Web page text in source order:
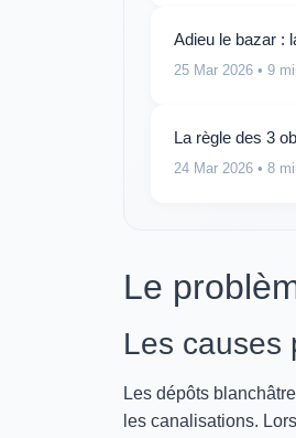
Adieu le bazar :
25 Mar 2026 • 9
La règle des 3
24 Mar 2026 • 8
Le
Les causes
Les dépôts
les canalisations.